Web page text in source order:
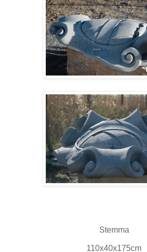
Stemma
110x40x175cm